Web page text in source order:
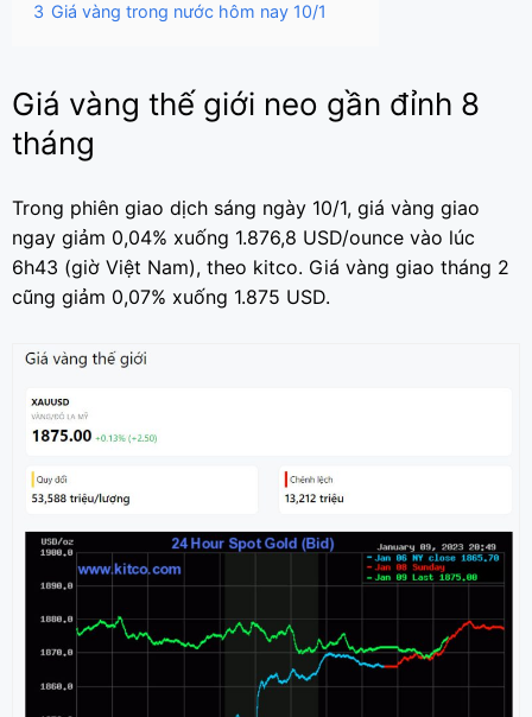
3 Giá vàng trong nước hôm nay 10/1
Giá vàng thế giới neo gần đỉnh 8
tháng
Trong phiên giao dịch sáng ngày 10/1, giá vàng giao
ngay giảm 0,04% xuống 1.876,8 USD/ounce vào lúc
6h43 (giờ Việt Nam), theo kitco. Giá vàng giao tháng 2
cũng giảm 0,07% xuống 1.875 USD.